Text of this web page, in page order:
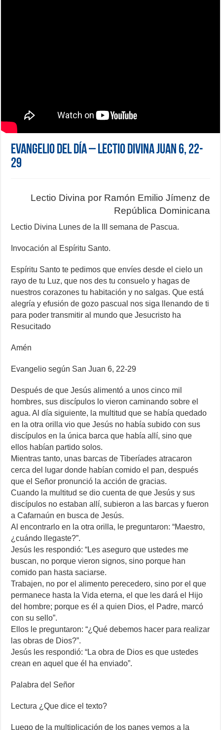
Evangelio del día – Lectio Divina Juan 6, 22-
29
Lectio Divina por Ramón Emilio Jímenz de
República Dominicana
Lectio Divina Lunes de la III semana de Pascua.
Invocación al Espíritu Santo.
Espíritu Santo te pedimos que envíes desde el cielo un
rayo de tu Luz, que nos des tu consuelo y hagas de
nuestros corazones tu habitación y no salgas. Que está
alegría y efusión de gozo pascual nos siga llenando de ti
para poder transmitir al mundo que Jesucristo ha
Resucitado
Amén
Evangelio según San Juan 6, 22-29
Después de que Jesús alimentó a unos cinco mil
hombres, sus discípulos lo vieron caminando sobre el
agua. Al día siguiente, la multitud que se había quedado
en la otra orilla vio que Jesús no había subido con sus
discípulos en la única barca que había allí, sino que
ellos habían partido solos.
Mientras tanto, unas barcas de Tiberíades atracaron
cerca del lugar donde habían comido el pan, después
que el Señor pronunció la acción de gracias.
Cuando la multitud se dio cuenta de que Jesús y sus
discípulos no estaban allí, subieron a las barcas y fueron
a Cafarnaún en busca de Jesús.
Al encontrarlo en la otra orilla, le preguntaron: “Maestro,
¿cuándo llegaste?”.
Jesús les respondió: “Les aseguro que ustedes me
buscan, no porque vieron signos, sino porque han
comido pan hasta saciarse.
Trabajen, no por el alimento perecedero, sino por el que
permanece hasta la Vida eterna, el que les dará el Hijo
del hombre; porque es él a quien Dios, el Padre, marcó
con su sello”.
Ellos le preguntaron: “¿Qué debemos hacer para realizar
las obras de Dios?”.
Jesús les respondió: “La obra de Dios es que ustedes
crean en aquel que él ha enviado”.
Palabra del Señor
Lectura ¿Que dice el texto?
Luego de la multiplicación de los panes vemos a la